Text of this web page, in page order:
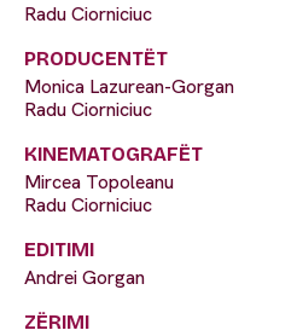
Radu Ciorniciuc
PRODUCENTËT
Monica Lazurean-Gorgan
Radu Ciorniciuc
KINEMATOGRAFËT
Mircea Topoleanu
Radu Ciorniciuc
EDITIMI
Andrei Gorgan
ZËRIMI